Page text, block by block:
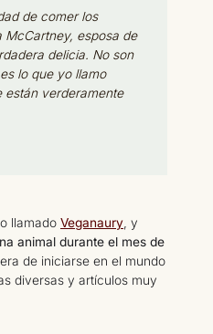
de comer los
McCartney, esposa de
delicia. No son
lo que yo llamo
están verderamente
llamado Veganaury , y
animal durante el mes de
de iniciarse en el mundo
diversas y artículos muy